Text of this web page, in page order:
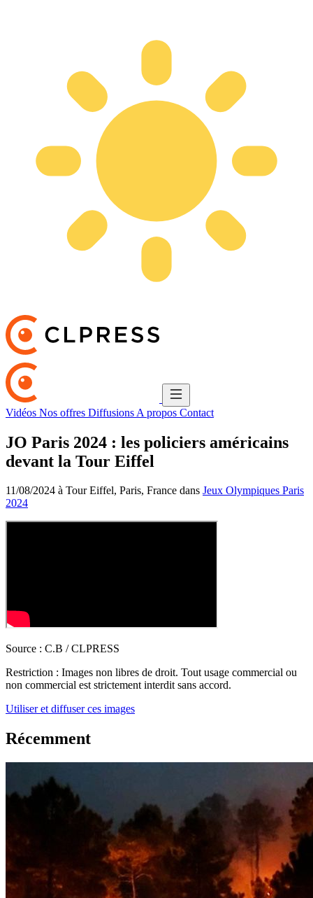
Vidéos Nos offres Diffusions A propos Contact
JO Paris 2024 : les policiers américains
devant la Tour Eiffel
11/08/2024 à Tour Eiffel, Paris, France dans Jeux Olympiques Paris
2024
Source : C.B / CLPRESS
Restriction : Images non libres de droit. Tout usage commercial ou
non commercial est strictement interdit sans accord.
Utiliser et diffuser ces images
Récemment